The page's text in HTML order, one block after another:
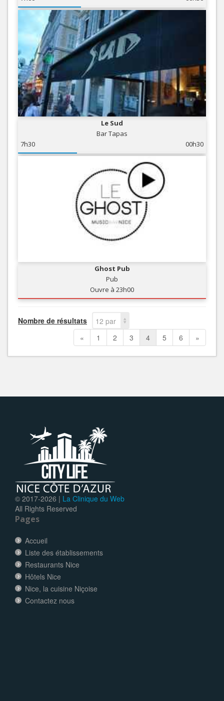
Le Sud
Bar Tapas
7h30
00h30
Ghost Pub
Pub
Ouvre à 23h00
Nombre de résultats
12 par
page
« 1 2 3 4 5 6 »
© 2017-2026 | La Clinique du Web
All Rights Reserved
Pages
Accueil
Liste des établissements
Restaurants Nice
Hôtels Nice
Nice, la cuisine Niçoise
Contactez nous